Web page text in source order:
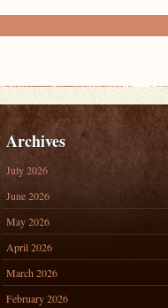
Archives
July 2026
June 2026
May 2026
April 2026
March 2026
February 2026